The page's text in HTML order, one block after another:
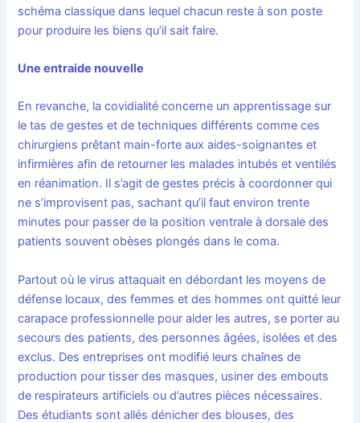
schéma classique dans lequel chacun reste à son poste
pour produire les biens qu’il sait faire.
Une entraide nouvelle
En revanche, la covidialité concerne un apprentissage sur
le tas de gestes et de techniques différents comme ces
chirurgiens prêtant main-forte aux aides-soignantes et
infirmières afin de retourner les malades intubés et ventilés
en réanimation. Il s’agit de gestes précis à coordonner qui
ne s’improvisent pas, sachant qu’il faut environ trente
minutes pour passer de la position ventrale à dorsale des
patients souvent obèses plongés dans le coma.
Partout où le virus attaquait en débordant les moyens de
défense locaux, des femmes et des hommes ont quitté leur
carapace professionnelle pour aider les autres, se porter au
secours des patients, des personnes âgées, isolées et des
exclus. Des entreprises ont modifié leurs chaînes de
production pour tisser des masques, usiner des embouts
de respirateurs artificiels ou d’autres pièces nécessaires.
Des étudiants sont allés dénicher des blouses, des